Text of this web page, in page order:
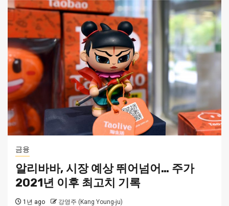
금융
알리바바, 시장 예상 뛰어넘어… 주가
2021년 이후 최고치 기록
1년 ago 강영주 (Kang Young-ju)